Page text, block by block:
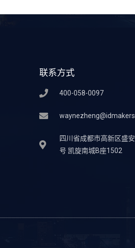
联系方式
400-058-0097
四川省成都市高新区盛
号 凯旋南城B座1502